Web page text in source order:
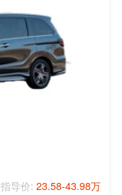
指导价: 23.58-43.98万